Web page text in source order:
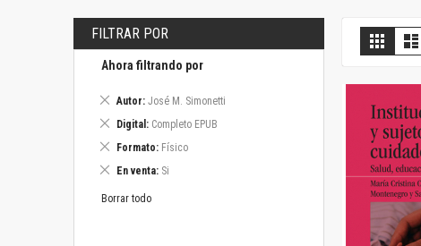
Ver
como
Grilla
FILTRAR POR
Ahora filtrando por
Autor José M. Simonetti
Eliminar
artículo
Digital Completo EPUB
Eliminar
artículo
Formato Físico
Eliminar
artículo
En venta Si
Eliminar
artículo
Borrar todo